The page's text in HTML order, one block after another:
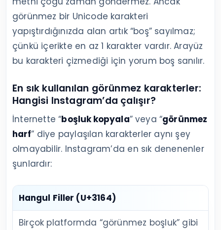
görünmez bir Unicode karakteri
yapıştırdığınızda alan artık “boş” sayılmaz;
çünkü içerikte en az 1 karakter vardır. Arayüz
bu karakteri çizmediği için yorum boş sanılır.
En sık kullanılan görünmez karakterler:
Hangisi Instagram’da çalışır?
İnternette “boşluk kopyala” veya “görünmez
harf” diye paylaşılan karakterler aynı şey
olmayabilir. Instagram’da en sık denenenler
şunlardır:
Hangul Filler (U+3164)
Birçok platformda “görünmez boşluk” gibi